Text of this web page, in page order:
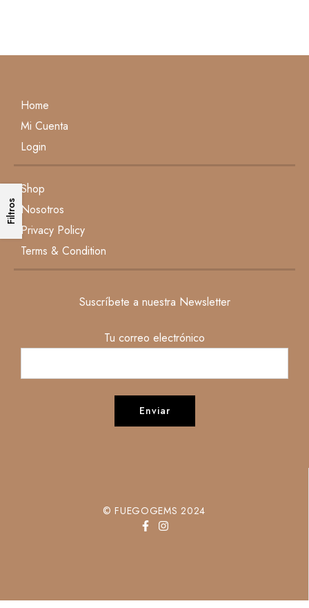
Filtros
Home
Mi Cuenta
Login
Shop
Nosotros
Privacy Policy
Terms & Condition
Suscríbete a nuestra Newsletter
Tu correo electrónico
© FUEGOGEMS 2024